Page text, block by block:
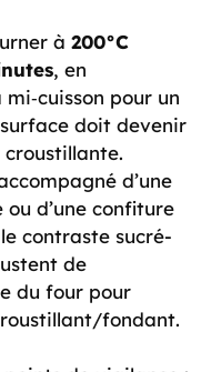
à 200°C
, en
pour un
doit devenir
d’une
ou d’une confiture
contraste sucré-
de
du four pour
fondant.